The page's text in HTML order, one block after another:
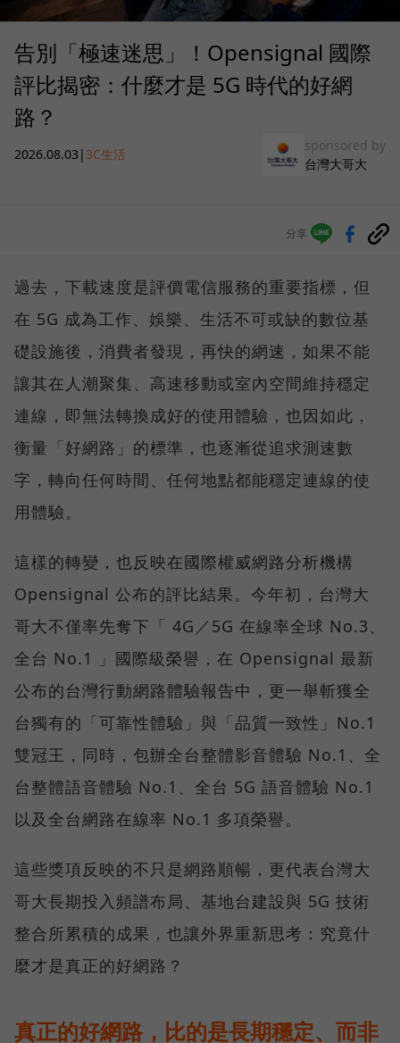
告別「極速迷思」！Opensignal 國際
評比揭密：什麼才是 5G 時代的好網
路？
2026.08.03 | 3C生活
sponsored by
台灣大哥大
分享
過去，下載速度是評價電信服務的重要指標，但
在 5G 成為工作、娛樂、生活不可或缺的數位基
礎設施後，消費者發現，再快的網速，如果不能
讓其在人潮聚集、高速移動或室內空間維持穩定
連線，即無法轉換成好的使用體驗，也因如此，
衡量「好網路」的標準，也逐漸從追求測速數
字，轉向任何時間、任何地點都能穩定連線的使
用體驗。
這樣的轉變，也反映在國際權威網路分析機構
Opensignal 公布的評比結果。今年初，台灣大
哥大不僅率先奪下「 4G／5G 在線率全球 No.3、
全台 No.1 」國際級榮譽，在 Opensignal 最新
公布的台灣行動網路體驗報告中，更一舉斬獲全
台獨有的「可靠性體驗」與「品質一致性」No.1
雙冠王，同時，包辦全台整體影音體驗 No.1、全
台整體語音體驗 No.1、全台 5G 語音體驗 No.1
以及全台網路在線率 No.1 多項榮譽。
這些獎項反映的不只是網路順暢，更代表台灣大
哥大長期投入頻譜布局、基地台建設與 5G 技術
整合所累積的成果，也讓外界重新思考：究竟什
麼才是真正的好網路？
真正的好網路，比的是長期穩定、而非